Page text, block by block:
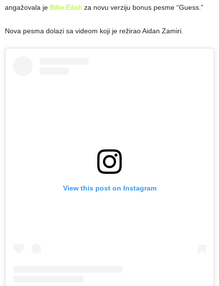
angažovala je Billie Eilish za novu verziju bonus pesme “Guess.”
Nova pesma dolazi sa videom koji je režirao Aidan Zamiri.
View this post on Instagram